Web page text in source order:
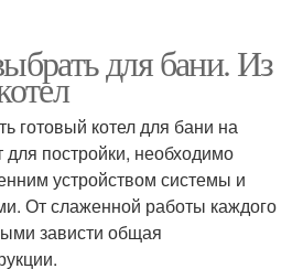
для бани. Из
готовый котел для бани на
для постройки, необходимо
устройством системы и
От слаженной работы каждого
зависти общая